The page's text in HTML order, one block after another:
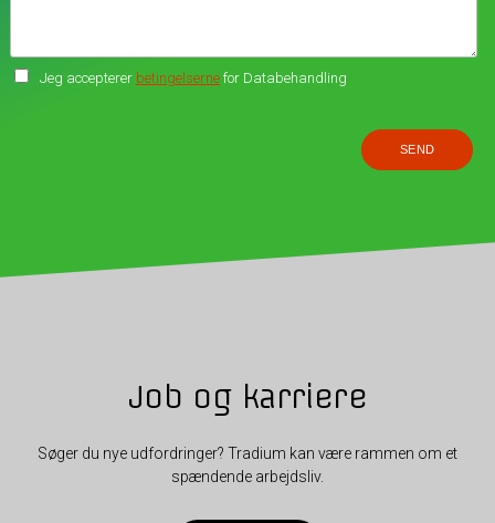
Jeg accepterer betingelsernefor Databehandling
Job og karriere
Søger du nye udfordringer? Tradium kan være rammen om et
spændende arbejdsliv.